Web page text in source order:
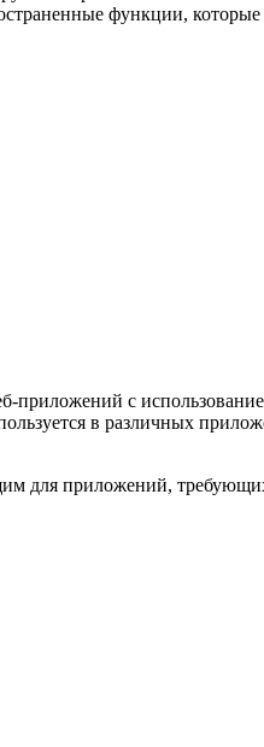
функции, которые
приложений с
в различных
для приложений,